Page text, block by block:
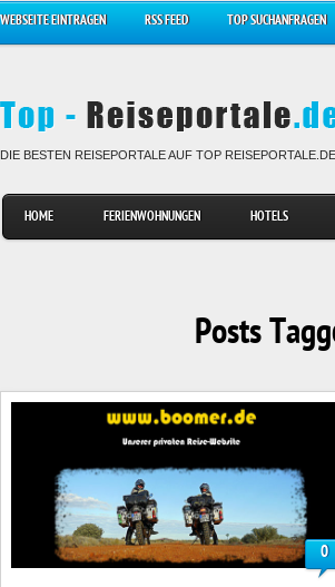
WEBSEITE EINTRAGEN RSS FEED TOP SUCHANFRAGEN
DIE BESTEN REISEPORTALE AUF TOP REISEPORTALE.DE
HOME FERIENWOHNUNGEN HOTELS
Posts
0